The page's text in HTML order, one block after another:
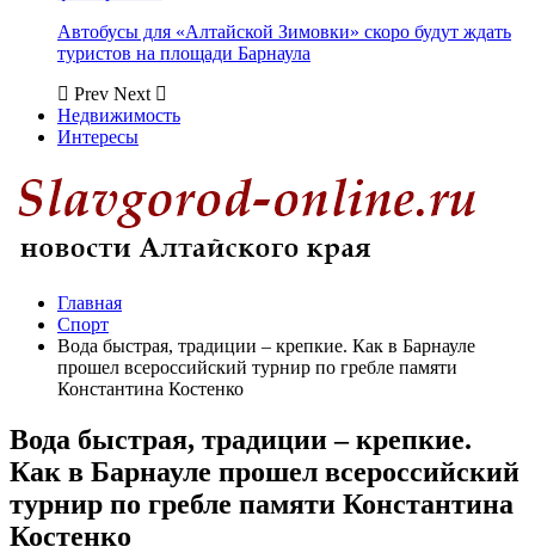
Автобусы для «Алтайской Зимовки» скоро будут ждать
туристов на площади Барнаула
Prev Next
Недвижимость
Интересы
Главная
Спорт
Вода быстрая, традиции – крепкие. Как в Барнауле
прошел всероссийский турнир по гребле памяти
Константина Костенко
Вода быстрая, традиции – крепкие.
Как в Барнауле прошел всероссийский
турнир по гребле памяти Константина
Костенко